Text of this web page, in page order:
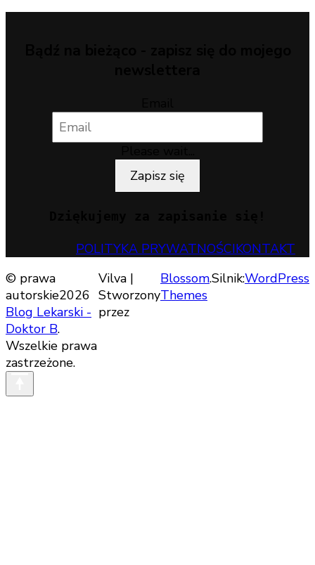
Zapisz się
POLITYKA PRYWATNOŚCIKONTAKT
© prawa
autorskie2026
Blog Lekarski -
Doktor B.
Wszelkie prawa
zastrzeżone.
Vilva |
Stworzony
przez
Blossom
Themes
.Silnik:WordPress